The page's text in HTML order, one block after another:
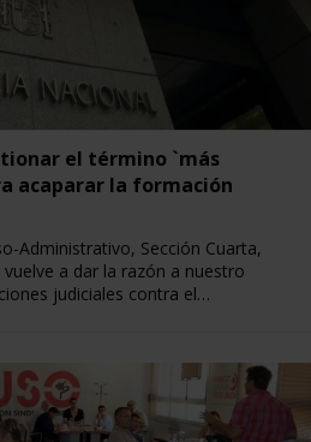
el término `más
acaparar la formación
Administrativo, Sección Cuarta,
a dar la razón a nuestro
judiciales contra el…